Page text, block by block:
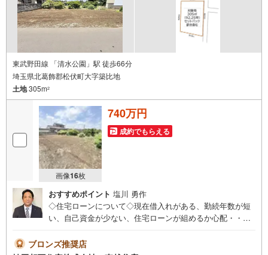
東武野田線 「清水公園」駅 徒歩66分
埼玉県北葛飾郡松伏町大字築比地
土地305m2
画像16枚
740万円
成約でもらえる
おすすめポイント 塩川 勇作
◇住宅ローンについて◇現在借入れがある、勤続年数が短
い、自己資金が少ない、住宅ローンが組めるか心配・・・
ーおります！お気軽にご相談下さい。◇買取保証付き売却
ブロンズ推奨店